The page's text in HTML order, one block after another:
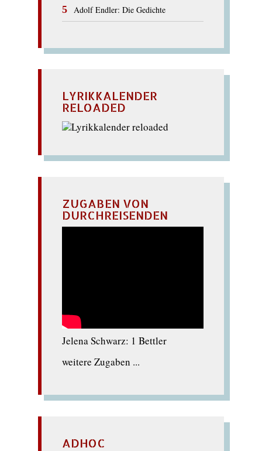
Adolf Endler: Die Gedichte
LYRIKKALENDER
RELOADED
ZUGABEN VON
DURCHREISENDEN
Jelena Schwarz: 1 Bettler
weitere Zugaben ...
ADHOC